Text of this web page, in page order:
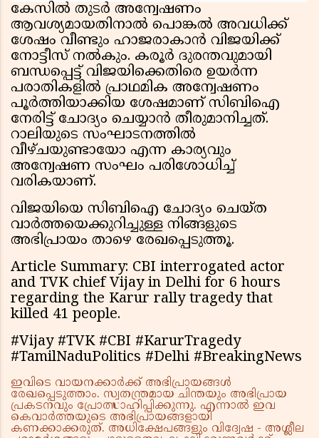
കേസിൽ തുടർ അന്വേഷണം
ആവശ്യമായതിനാൽ പൊങ്കൽ അവധിക്ക്
ശേഷം വീണ്ടും ഹാജരാകാൻ വിജയിക്ക്
നോട്ടീസ് നൽകും. കരൂർ ദുരന്തവുമായി
ബന്ധപ്പെട്ട് വിജയിക്കെതിരെ ഉയർന്ന
പരാതികളിൽ പ്രാഥമിക അന്വേഷണം
പൂർത്തിയാക്കിയ ശേഷമാണ് സിബിഐ
നേരിട്ട് ചോദ്യം ചെയ്യാൻ തീരുമാനിച്ചത്.
റാലിയുടെ സംഘാടനത്തിൽ
വീഴ്ചയുണ്ടായോ എന്ന കാര്യവും
അന്വേഷണ സംഘം പരിശോധിച്ച്
വരികയാണ്.
വിജയിയെ സിബിഐ ചോദ്യം ചെയ്ത
വാർത്തയെക്കുറിച്ചുള്ള നിങ്ങളുടെ
അഭിപ്രായം താഴെ രേഖപ്പെടുത്തൂ.
Article Summary: CBI interrogated actor
and TVK chief Vijay in Delhi for 6 hours
regarding the Karur rally tragedy that
killed 41 people.
#Vijay #TVK #CBI #KarurTragedy
#TamilNaduPolitics #Delhi #BreakingNews
ഇവിടെ വായനക്കാർക്ക് അഭിപ്രായങ്ങൾ
രേഖപ്പെടുത്താം. സ്വതന്ത്രമായ ചിന്തയും അഭിപ്രായ
പ്രകടനവും പ്രോത്സാഹിപ്പിക്കുന്നു. എന്നാൽ ഇവ
കെവാർത്തയുടെ അഭിപ്രായങ്ങളായി
കണക്കാക്കരുത്. അധിക്ഷേപങ്ങളും വിദ്വേഷ - അശ്ലീല